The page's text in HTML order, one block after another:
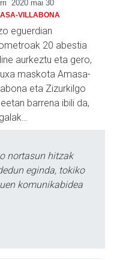
2020 mai 30
VILLABONA
eguerdian
20 abestia
aurkeztu eta gero,
maskota Amasa-
eta Zizurkilgo
barrena ibili da,
nortasun hitzak
eginda, tokiko
komunikabidea